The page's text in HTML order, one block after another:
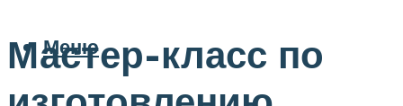
Меню
Мастер-класс по